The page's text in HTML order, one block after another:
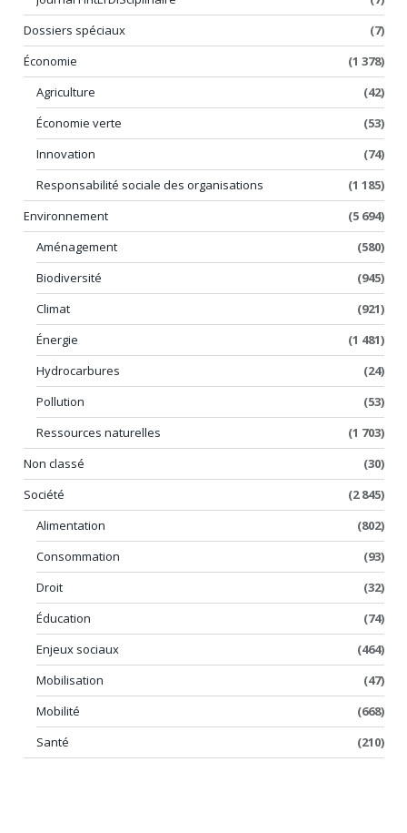
Dossiers spéciaux
(7)
Économie
(1 378)
Agriculture
(42)
Économie verte
(53)
Innovation
(74)
Responsabilité sociale des organisations
(1 185)
Environnement
(5 694)
Aménagement
(580)
Biodiversité
(945)
Climat
(921)
Énergie
(1 481)
Hydrocarbures
(24)
Pollution
(53)
Ressources naturelles
(1 703)
Non classé
(30)
Société
(2 845)
Alimentation
(802)
Consommation
(93)
Droit
(32)
Éducation
(74)
Enjeux sociaux
(464)
Mobilisation
(47)
Mobilité
(668)
Santé
(210)